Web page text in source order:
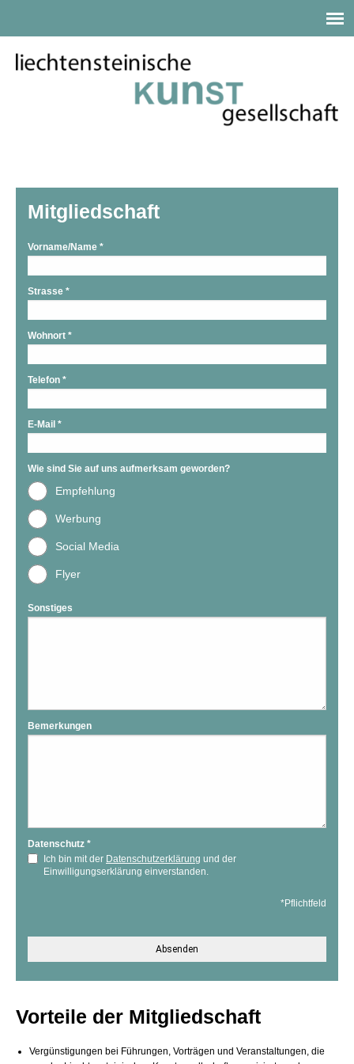
Mitgliedschaft
Vorname/Name *
Strasse *
Wohnort *
Telefon *
E-Mail *
Wie sind Sie auf uns aufmerksam geworden?
Empfehlung
Werbung
Social Media
Flyer
Sonstiges
Bemerkungen
Datenschutz *
Ich bin mit der Datenschutzerklärung und der
Einwilligungserklärung einverstanden.
*Pflichtfeld
Absenden
Vorteile der Mitgliedschaft
Vergünstigungen bei Führungen, Vorträgen und Veranstaltungen, die